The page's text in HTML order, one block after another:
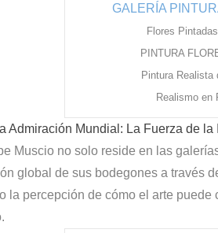
GALERÍA
Flores
PINTURA
Pintura Realista
Realismo en
Admiración Mundial: La Fuerza de la
Muscio no solo reside en las
global de sus bodegones a través
la percepción de cómo el arte